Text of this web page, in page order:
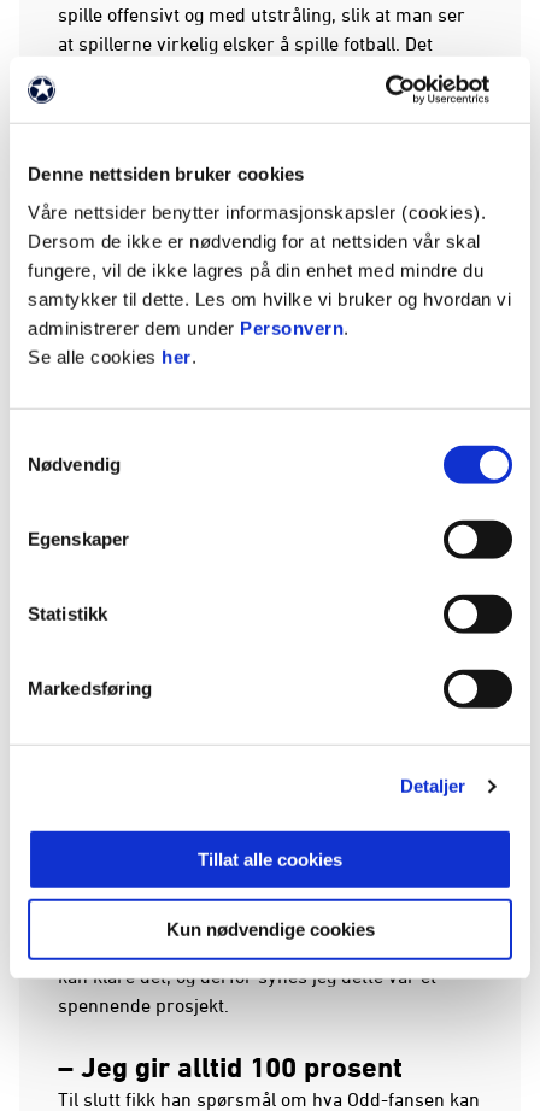
Denne nettsiden bruker cookies
Våre nettsider benytter informasjonskapsler (cookies).
Dersom de ikke er nødvendig for at nettsiden vår skal
fungere, vil de ikke lagres på din enhet med mindre du
samtykker til dette. Les om hvilke vi bruker og hvordan vi
administrerer dem under Personvern.
Se alle cookies her.
Nødvendig
Egenskaper
Statistikk
Markedsføring
Detaljer
Tillat alle cookies
Kun nødvendige cookies
spille offensivt og med utstråling, slik at man ser
at spillerne virkelig elsker å spille fotball. Det
handler om å tørre, ikke være redd for å gjøre feil.
Målene fremover
På kort sikt er hovedmålet å bli kjent med
– Selvfølgelig handler det om å vinne kamper og
komme så høyt på tabellen som mulig. Men nå
gjelder det først og fremst å lære spillerne å
kjenne. Så kan jeg for alvor sette mitt preg på
laget, sier Frandsen.
– Jeg vil opp i eliteserien, så høyt som mulig. Jeg
vet det kan gjøres – jeg har prøvd det før og vet
god nok, så spiller du. Det handler om kvalitet,
– Da jeg så omgivelsene her og snakket med
Bugge, Morten og styret, skjønte jeg at dette var en
klubb som har trøblet litt. Men det er også en stor
mulighet – å være med på å løfte laget. Jeg tror jeg
kan klare det, og derfor synes jeg dette var et
spennende prosjekt.
– Jeg gir alltid 100 prosent
Til slutt fikk han spørsmål om hva Odd-fansen kan